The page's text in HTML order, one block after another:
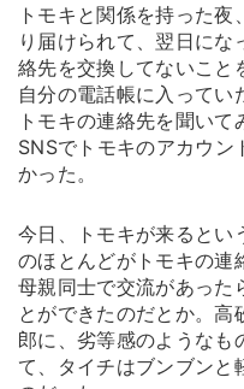
トモキと関係を持った
り届けられて、翌日に
絡先を交換してないこと
自分の電話帳に入ってい
トモキの連絡先を聞いて
SNSでトモキのアカウン
かった。
今日、トモキが来るとい
のほとんどがトモキの連
母親同士で交流があった
とができたのだとか。
郎に、劣等感のようなも
て、タイチはブンブンと